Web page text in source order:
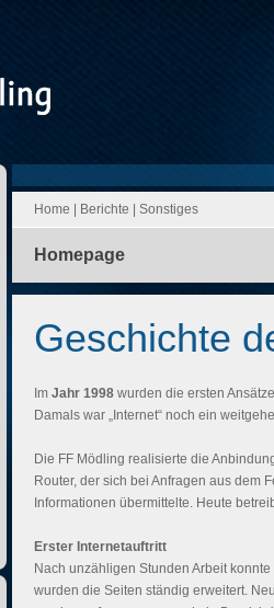
Home Berichte Sonstiges
Homepage
Geschichte
Im Jahr 1998 wurden die ersten
Damals war „Internet“ noch ein
Die FF Mödling realisierte die
Router, der sich bei Anfragen aus dem
Informationen übermittelte. Heute
Erster Internetauftritt
Nach unzähligen Stunden Arbeit
wurden die Seiten ständig erweitert.